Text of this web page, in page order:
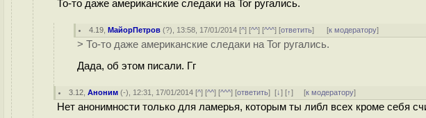
То-то даже американские следаки на Tor ругались.
4.19 ,МайорПетров (?), 13:58, 17/01/2014 [^] [^^] [^^^] [ответить] [к модератору]
> То-то даже американские следаки на Tor ругались.
Дада, об этом писали. Гг
3.12 ,Аноним (-), 12:31, 17/01/2014 [^] [^^] [^^^] [ответить][↓] [↑] [к модератору]
Нет анонимности только для ламерья, которым ты либл всех кроме себя